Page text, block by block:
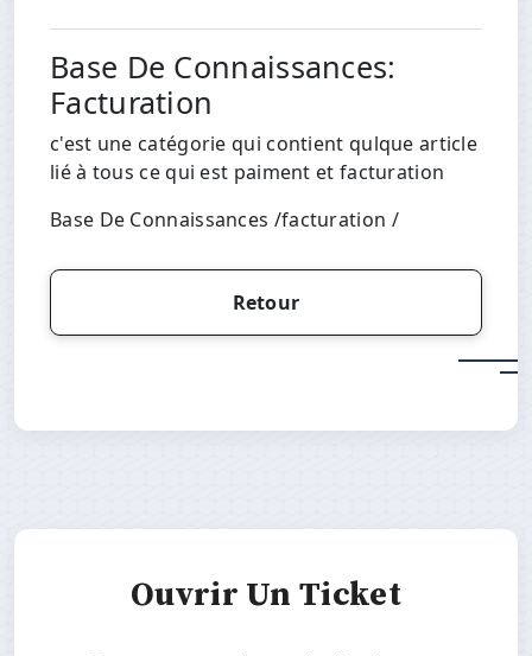
Base De Connaissances:
Facturation
c'est une catégorie qui contient qulque article
lié à tous ce qui est paiment et facturation
Base De Connaissances /facturation /
Retour
Ouvrir Un Ticket